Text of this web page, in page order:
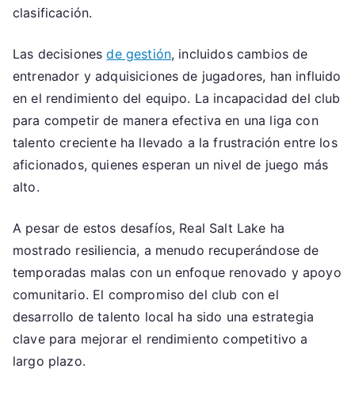
clasificación.
Las decisionesde gestión, incluidos cambios de
entrenador y adquisiciones de jugadores, han influido
en el rendimiento del equipo. La incapacidad del club
para competir de manera efectiva en una liga con
talento creciente ha llevado a la frustración entre los
aficionados, quienes esperan un nivel de juego más
alto.
A pesar de estos desafíos, Real Salt Lake ha
mostrado resiliencia, a menudo recuperándose de
temporadas malas con un enfoque renovado y apoyo
comunitario. El compromiso del club con el
desarrollo de talento local ha sido una estrategia
clave para mejorar el rendimiento competitivo a
largo plazo.